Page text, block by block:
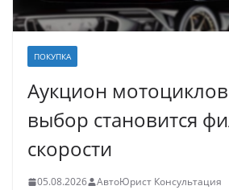
ПОКУПКА
Аукцион
выбор становится
скорости
05.08.2026 АвтоЮрист Консультация